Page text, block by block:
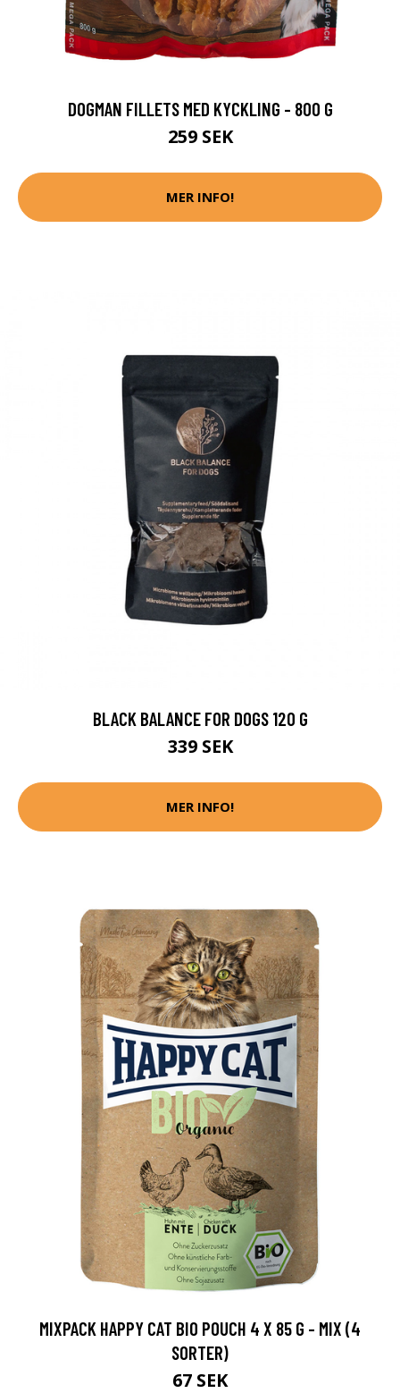
DOGMAN FILLETS MED KYCKLING - 800 G
259 SEK
MER INFO!
BLACK BALANCE FOR DOGS 120 G
339 SEK
MER INFO!
MIXPACK HAPPY CAT BIO POUCH 4 X 85 G - MIX (4
SORTER)
67 SEK